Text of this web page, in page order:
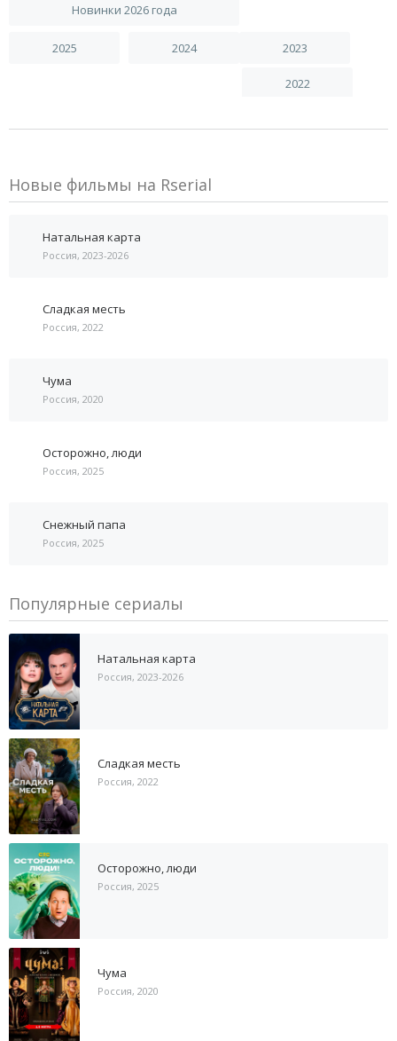
Новинки 2026 года
2025 2024 2023
2022
Новые фильмы на Rserial
Натальная карта
Россия, 2023-2026
Сладкая месть
Россия, 2022
Чума
Россия, 2020
Осторожно, люди
Россия, 2025
Снежный папа
Россия, 2025
Популярные сериалы
Натальная карта
Россия, 2023-2026
Сладкая месть
Россия, 2022
Осторожно, люди
Россия, 2025
Чума
Россия, 2020